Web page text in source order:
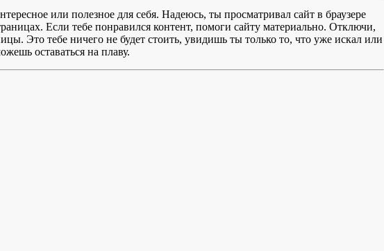
или полезное для себя. Надеюсь, ты просматривал сайт в браузере
Если тебе понравился контент, помоги сайту материально. Отключи,
Это тебе ничего не будет стоить, увидишь ты только то, что уже искал или
оставаться на плаву.